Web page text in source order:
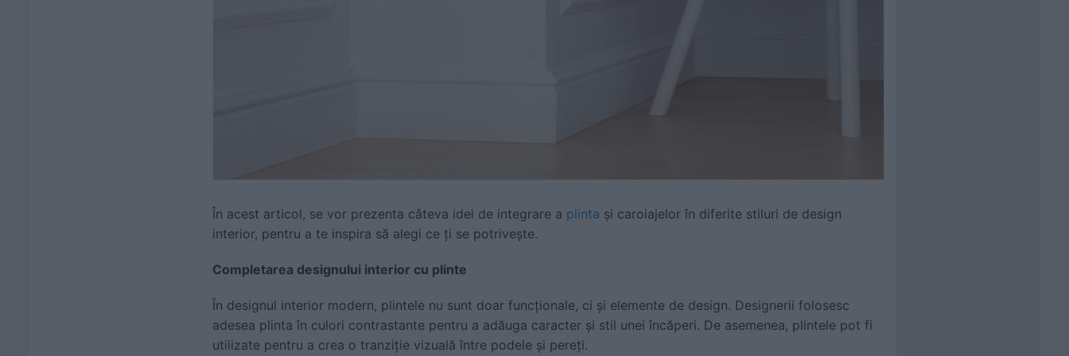
În acest articol, se vor prezenta câteva idei de integrare a plinta și caroiajelor în diferite stiluri de design
interior, pentru a te inspira să alegi ce ți se potrivește.
Completarea designului interior cu plinte
În designul interior modern, plintele nu sunt doar funcționale, ci și elemente de design. Designerii folosesc
adesea plinta în culori contrastante pentru a adăuga caracter și stil unei încăperi. De asemenea, plintele pot fi
utilizate pentru a crea o tranziție vizuală între podele și pereți.